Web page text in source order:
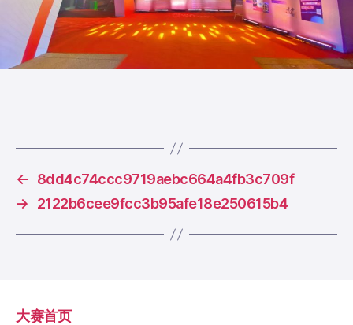
←
8dd4c74ccc9719aebc664a4fb3c709f
→
2122b6cee9fcc3b95afe18e250615b4
大赛首页